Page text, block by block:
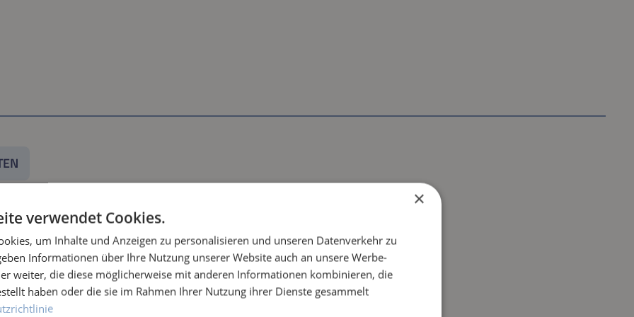
und Toredo Ultra - Wasser filtern statt verlieren
×
verwendet Cookies.
um Inhalte und Anzeigen zu personalisieren und unseren Datenverkehr zu
Informationen über Ihre Nutzung unserer Website auch an unsere Werbe-
weiter, die diese möglicherweise mit anderen Informationen kombinieren, die
haben oder die sie im Rahmen Ihrer Nutzung ihrer Dienste gesammelt